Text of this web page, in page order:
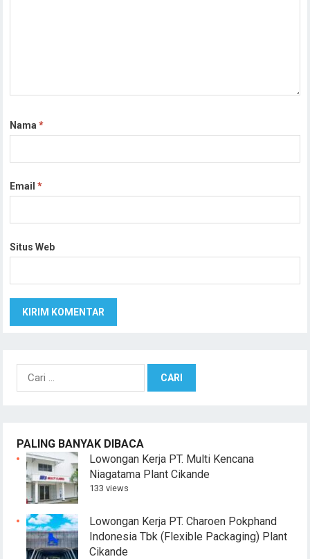
Nama*
Email*
Situs Web
Cari
untuk:
PALING BANYAK DIBACA
Lowongan Kerja PT. Multi Kencana
Niagatama Plant Cikande
133 views
Lowongan Kerja PT. Charoen Pokphand
Indonesia Tbk (Flexible Packaging) Plant
Cikande